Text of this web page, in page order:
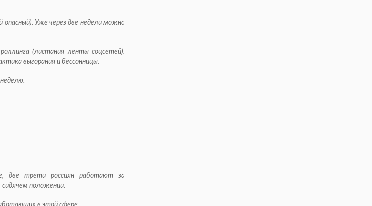
опасный). Уже через две недели можно
(листания ленты соцсетей).
выгорания и бессонницы.
две трети россиян работают за
сидячем положении.